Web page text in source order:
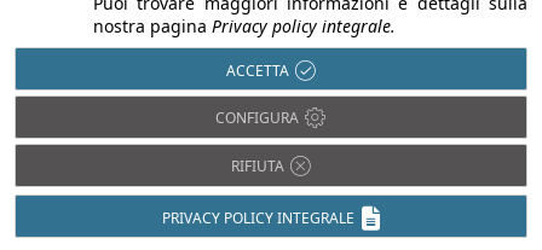
nostra pagina Privacy policy integrale.
ACCETTA
CONFIGURA
RIFIUTA
PRIVACY POLICY INTEGRALE